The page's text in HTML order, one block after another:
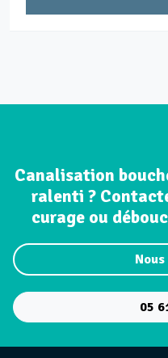
Canalisation
ralenti ?
curage ou
05